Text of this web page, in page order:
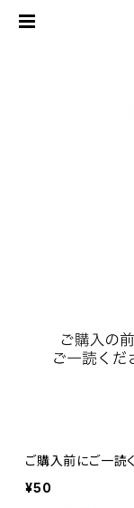
ご購入前にご一読
¥50